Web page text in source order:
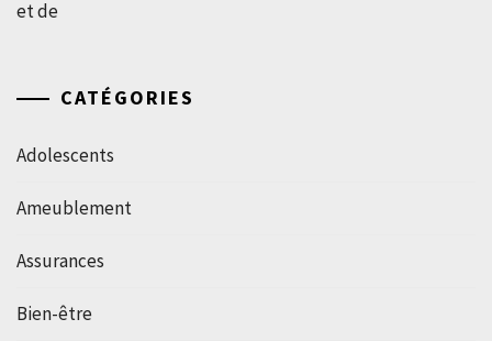
et de
CATÉGORIES
Adolescents
Ameublement
Assurances
Bien-être